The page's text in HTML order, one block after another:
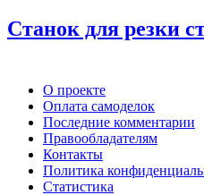
Станок для резки
О проекте
Оплата самоделок
Последние комментарии
Правообладателям
Контакты
Политика
Статистика